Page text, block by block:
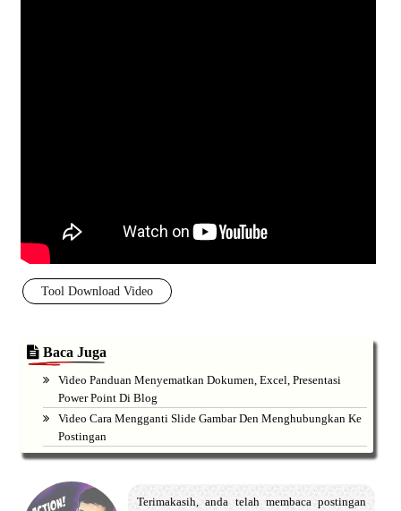
Tool Download Video
Baca Juga
Video Panduan Menyematkan Dokumen, Excel, Presentasi
Power Point Di Blog
Video Cara Mengganti Slide Gambar Den Menghubungkan Ke
Postingan
Terimakasih, anda telah membaca postingan